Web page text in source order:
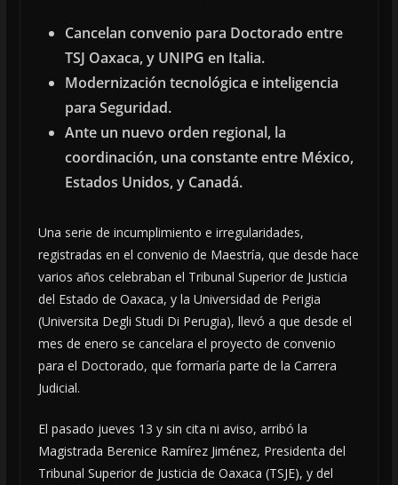
Cancelan convenio para Doctorado entre
TSJ Oaxaca, y UNIPG en Italia.
Modernización tecnológica e inteligencia
para Seguridad.
Ante un nuevo orden regional, la
coordinación, una constante entre México,
Estados Unidos, y Canadá.
Una serie de incumplimiento e irregularidades,
registradas en el convenio de Maestría, que desde hace
varios años celebraban el Tribunal Superior de Justicia
del Estado de Oaxaca, y la Universidad de Perigia
(Universita Degli Studi Di Perugia), llevó a que desde el
mes de enero se cancelara el proyecto de convenio
para el Doctorado, que formaría parte de la Carrera
Judicial.
El pasado jueves 13 y sin cita ni aviso, arribó la
Magistrada Berenice Ramírez Jiménez, Presidenta del
Tribunal Superior de Justicia de Oaxaca (TSJE), y del